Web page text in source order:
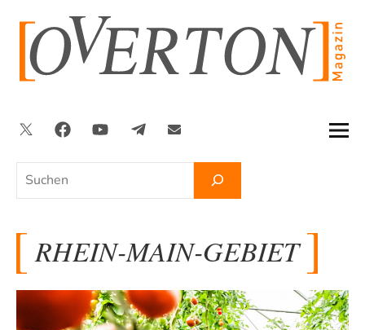
springen
Suchen
TwitterFacebookYouTubeTelegramNewsletter
RHEIN-MAIN-GEBIET